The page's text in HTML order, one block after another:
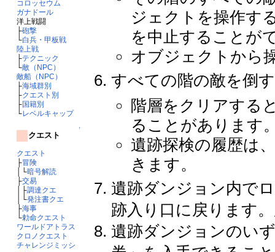
コロッセウム
ガナドール
洋上戦闘
├砲撃
└白兵・甲板戦
陸上戦
├テクニック
└敵（NPC）
敵船（NPC）
├海域群別
├クエスト別
├国籍別
└レベルキャップ
↑
クエスト
クエスト
├冒険
│└暗号解読
├交易
│├調達クエ
│└発注書クエ
├海事
└勅命クエスト
ワールドアトラス
クロノクエスト
チャレンジミッシ
ジェクトを操作す
を中止することが
オブジェクトから
すべての階の敵を倒
階層をクリアする
ることがあります
遺跡探検の履歴は
きます。
遺跡ダンジョン内で
跡入り口に戻ります
遺跡ダンジョンのい